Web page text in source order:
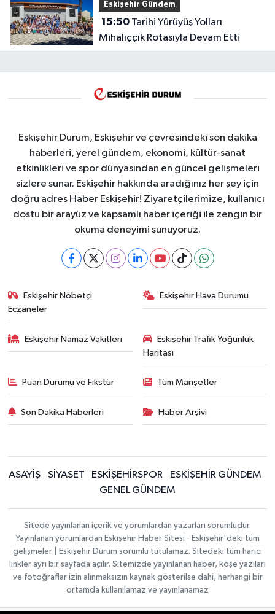
Eskişehir Gündem
15:50Tarihi Yürüyüş Yolları
Mihalıççık Rotasıyla Devam Etti
Eskişehir Durum, Eskişehir ve çevresindeki son dakika
haberleri, yerel gündem, ekonomi, kültür-sanat
etkinlikleri ve spor dünyasından en güncel gelişmeleri
sizlere sunar. Eskişehir hakkında aradığınız her şey için
doğru adres Haber Eskişehir! Ziyaretçilerimize, kullanıcı
dostu bir arayüz ve kapsamlı haber içeriği ile zengin bir
okuma deneyimi sunuyoruz.
Eskişehir Nöbetçi
Eczaneler
Eskişehir Hava Durumu
Eskişehir Namaz Vakitleri
Eskişehir Trafik Yoğunluk
Haritası
Puan Durumu ve Fikstür Tüm Manşetler
Son Dakika Haberleri Haber Arşivi
ASAYİŞ SİYASET ESKİŞEHİRSPOR
ESKİŞEHİR GÜNDEM
GENEL GÜNDEM
Sitede yayınlanan içerik ve yorumlardan yazarları sorumludur.
Yayınlanan yorumlardan Eskişehir Haber Sitesi - Eskişehir'deki tüm
gelişmeler | Eskişehir Durum sorumlu tutulamaz. Sitedeki tüm harici
linkler ayrı bir sayfada açılır. Sitemizde yayınlanan haber, köşe yazıları
ve fotoğraflar izin alınmaksızın kaynak gösterilse dahi, herhangi bir
ortamda kullanılamaz ve yayınlanamaz